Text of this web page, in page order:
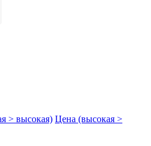
> высокая) Цена (высокая >